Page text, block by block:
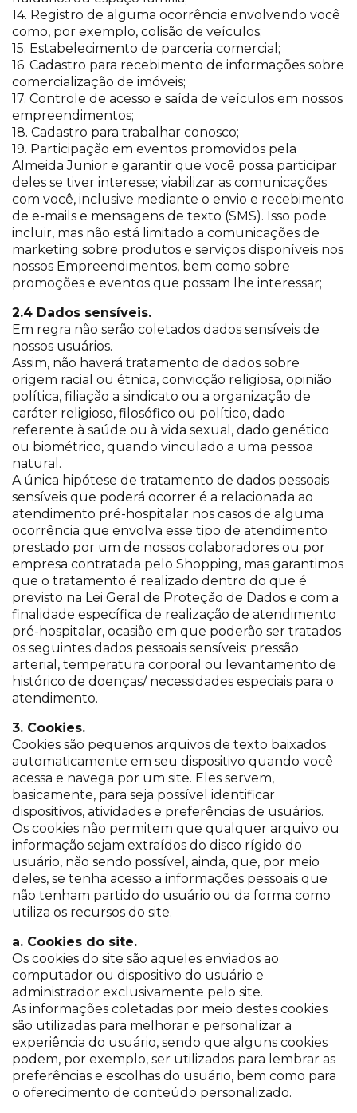
14. Registro de alguma ocorrência envolvendo você
como, por exemplo, colisão de veículos;
15. Estabelecimento de parceria comercial;
16. Cadastro para recebimento de informações sobre
comercialização de imóveis;
17. Controle de acesso e saída de veículos em nossos
empreendimentos;
18. Cadastro para trabalhar conosco;
19. Participação em eventos promovidos pela
Almeida Junior e garantir que você possa participar
deles se tiver interesse; viabilizar as comunicações
com você, inclusive mediante o envio e recebimento
de e-mails e mensagens de texto (SMS). Isso pode
incluir, mas não está limitado a comunicações de
marketing sobre produtos e serviços disponíveis nos
nossos Empreendimentos, bem como sobre
promoções e eventos que possam lhe interessar;
2.4 Dados sensíveis.
Em regra não serão coletados dados sensíveis de
nossos usuários.
Assim, não haverá tratamento de dados sobre
origem racial ou étnica, convicção religiosa, opinião
política, filiação a sindicato ou a organização de
caráter religioso, filosófico ou político, dado
referente à saúde ou à vida sexual, dado genético
ou biométrico, quando vinculado a uma pessoa
natural.
A única hipótese de tratamento de dados pessoais
sensíveis que poderá ocorrer é a relacionada ao
atendimento pré-hospitalar nos casos de alguma
ocorrência que envolva esse tipo de atendimento
prestado por um de nossos colaboradores ou por
empresa contratada pelo Shopping, mas garantimos
que o tratamento é realizado dentro do que é
previsto na Lei Geral de Proteção de Dados e com a
finalidade específica de realização de atendimento
pré-hospitalar, ocasião em que poderão ser tratados
os seguintes dados pessoais sensíveis: pressão
arterial, temperatura corporal ou levantamento de
histórico de doenças/ necessidades especiais para o
atendimento.
3. Cookies.
Cookies são pequenos arquivos de texto baixados
automaticamente em seu dispositivo quando você
acessa e navega por um site. Eles servem,
basicamente, para seja possível identificar
dispositivos, atividades e preferências de usuários.
Os cookies não permitem que qualquer arquivo ou
informação sejam extraídos do disco rígido do
usuário, não sendo possível, ainda, que, por meio
deles, se tenha acesso a informações pessoais que
não tenham partido do usuário ou da forma como
utiliza os recursos do site.
a. Cookies do site.
Os cookies do site são aqueles enviados ao
computador ou dispositivo do usuário e
administrador exclusivamente pelo site.
As informações coletadas por meio destes cookies
são utilizadas para melhorar e personalizar a
experiência do usuário, sendo que alguns cookies
podem, por exemplo, ser utilizados para lembrar as
preferências e escolhas do usuário, bem como para
o oferecimento de conteúdo personalizado.